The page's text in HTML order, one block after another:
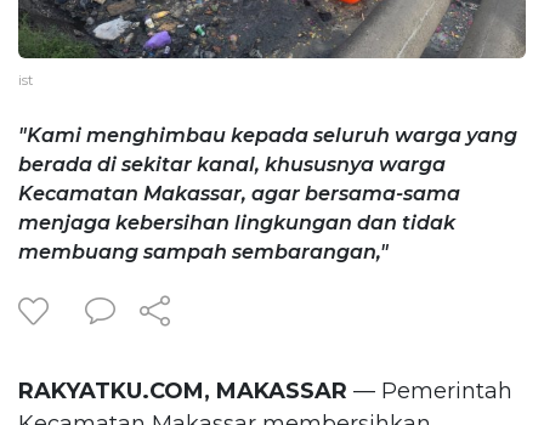
ist
"Kami menghimbau kepada seluruh warga yang
berada di sekitar kanal, khususnya warga
Kecamatan Makassar, agar bersama-sama
menjaga kebersihan lingkungan dan tidak
membuang sampah sembarangan,"
RAKYATKU.COM, MAKASSAR — Pemerintah